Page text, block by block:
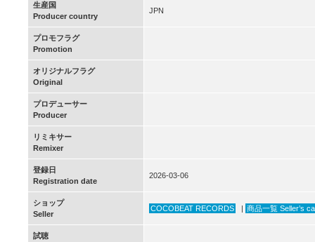
生産国
Producer country
JPN
プロモフラグ
Promotion
オリジナルフラグ
Original
プロデューサー
Producer
リミキサー
Remixer
登録日
Registration date
2026-03-06
ショップ
Seller
COCOBEAT RECORDS | 商品一覧 Seller’s
試聴